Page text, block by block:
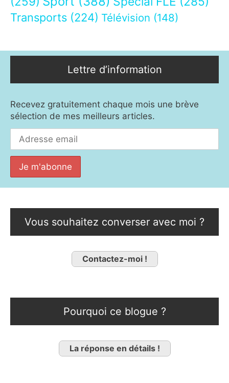
Transports (224) Télévision (148)
Lettre d’information
Recevez gratuitement chaque mois une brève
sélection de mes meilleurs articles.
Vous souhaitez converser avec moi ?
Contactez-moi !
Pourquoi ce blogue ?
La réponse en détails !